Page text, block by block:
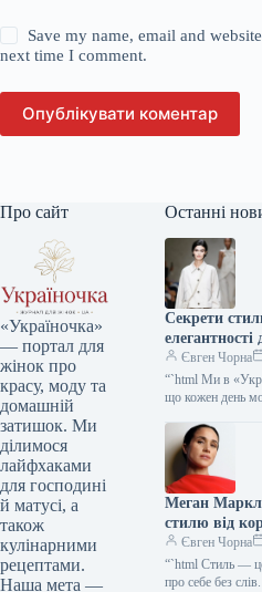
Save my name, email and
next time I comment.
Опублікувати коментар
Про сайт
«Україночка»
— портал для
жінок про
красу, моду та
домашній
затишок. Ми
ділимося
лайфхаками
для господині
й матусі, а
також
кулінарними
рецептами.
Наша мета —
Останні
Секрети
елегантності
топ-стилістки
Євген Чорна
“`html Ми в
що кожен день
трішки
розбираємося…
Меган
стилю від
до тренду
Євген Чорна
“`html Стиль — це
про себе без